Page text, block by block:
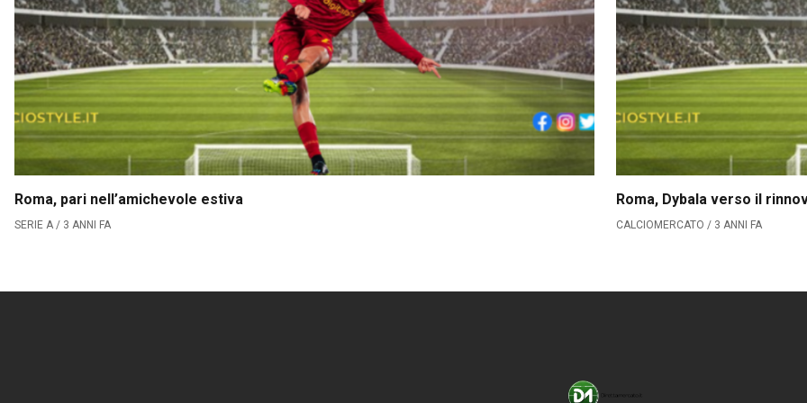
Roma, pari nell’amichevole estiva
SERIE A / 3 ANNI FA
Roma, Dybala verso il
CALCIOMERCATO / 3 ANNI FA